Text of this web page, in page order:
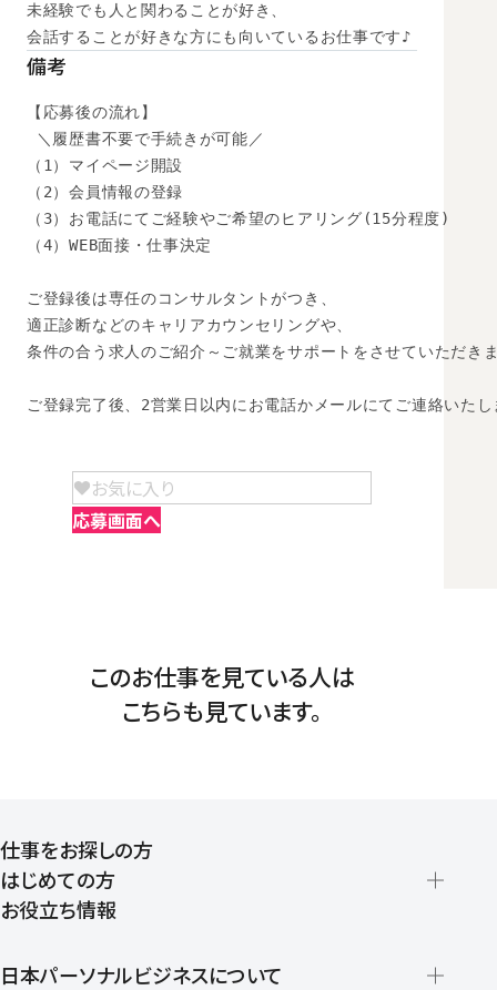
未経験でも人と関わることが好き、
会話することが好きな方にも向いているお仕事です♪
備考
【応募後の流れ】
＼履歴書不要で手続きが可能／
（1）マイページ開設
（2）会員情報の登録
（3）お電話にてご経験やご希望のヒアリング(15分程度)
（4）WEB面接・仕事決定
ご登録後は専任のコンサルタントがつき、
適正診断などのキャリアカウンセリングや、
条件の合う求人のご紹介～ご就業をサポートをさせていただき
ご登録完了後、2営業日以内にお電話かメールにてご連絡いたし
お気に入り
応募画面へ
このお仕事を見ている人は
こちらも見ています。
仕事をお探しの方
はじめての方
登録から就業開始までの流れ
お役立ち情報
日本パーソナルビジネスについて